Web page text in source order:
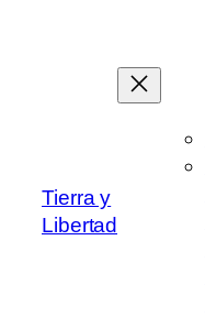
Tierra y
Libertad